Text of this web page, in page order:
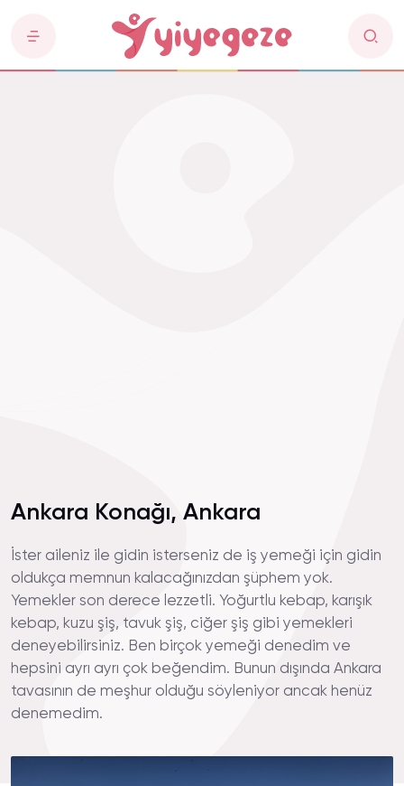
Ankara Konağı, Ankara
İster aileniz ile gidin isterseniz de iş yemeği için gidin
oldukça memnun kalacağınızdan şüphem yok.
Yemekler son derece lezzetli. Yoğurtlu kebap, karışık
kebap, kuzu şiş, tavuk şiş, ciğer şiş gibi yemekleri
deneyebilirsiniz. Ben birçok yemeği denedim ve
hepsini ayrı ayrı çok beğendim. Bunun dışında Ankara
tavasının de meşhur olduğu söyleniyor ancak henüz
denemedim.